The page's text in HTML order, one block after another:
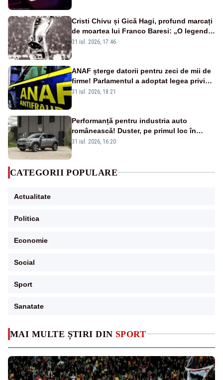
MAI MULTE ȘTIRI DIN SPORT
Cristi Chivu și Gică Hagi, profund marcați
de moartea lui Franco Baresi: „O legendă
a fotbalului mondial”
31 iul. 2026, 17:46
ANAF șterge datorii pentru zeci de mii de
firme! Parlamentul a adoptat legea privind
amnistia fiscală
31 iul. 2026, 18:21
Performanță pentru industria auto
românească! Duster, pe primul loc în
topul vânzărilor din Ucraina
31 iul. 2026, 16:20
CATEGORII POPULARE
Actualitate
Politica
Economie
Social
Sport
Sanatate